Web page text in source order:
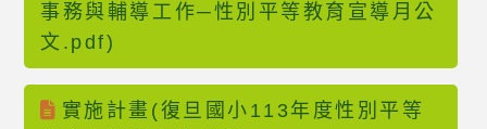
事務與輔導工作─性別平等教育宣導月公
文.pdf)
實施計畫(復旦國小113年度性別平等